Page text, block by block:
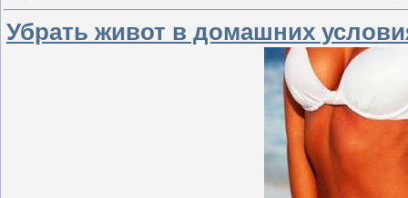
Убрать живот в домашних